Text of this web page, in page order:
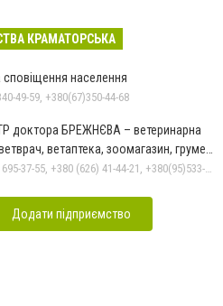
КРАМАТОРСЬКА
населення
49-59, +380(67)350-44-68
доктора БРЕЖНЄВА – ветеринарна
ветаптека, зоомагазин, грумер,
+380 (50) 695-37-55, +380 (626) 41-44-21, +380(95)533-90-03
Додати підприємство